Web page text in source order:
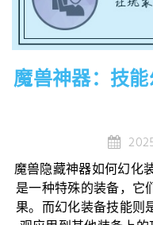
魔兽神器：技
魔兽隐藏神器如何幻化
是一种特殊的装备，它
果。而幻化装备技能则